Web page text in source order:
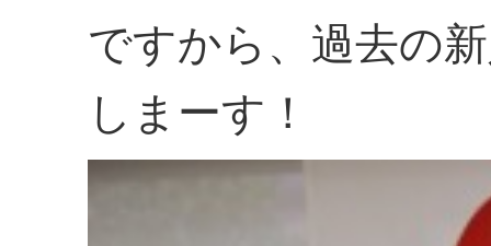
ですから、過去の
しまーす！